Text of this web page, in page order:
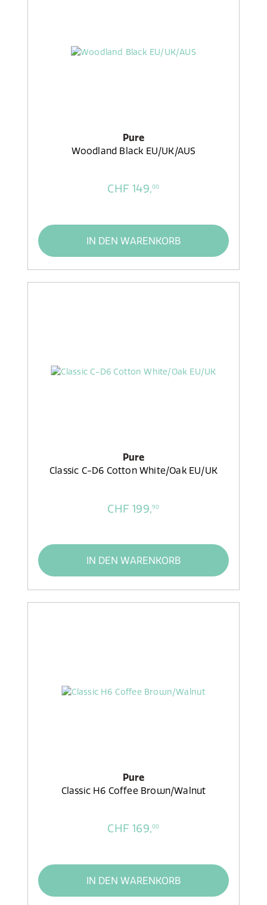
Pure
Woodland Black EU/UK/AUS
CHF 149,00
IN DEN WARENKORB
Pure
Classic C-D6 Cotton White/Oak EU/UK
CHF 199,90
IN DEN WARENKORB
Pure
Classic H6 Coffee Brown/Walnut
CHF 169,00
IN DEN WARENKORB